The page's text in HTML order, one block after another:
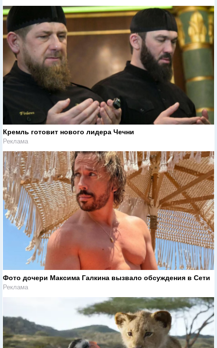
Кремль готовит нового лидера Чечни
Реклама
Фото дочери Максима Галкина вызвало обсуждения в Сети
Реклама